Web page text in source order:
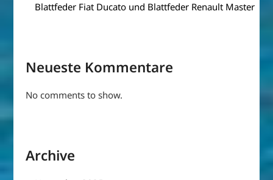
Blattfeder Fiat Ducato und Blattfeder Renault Master
Neueste Kommentare
No comments to show.
Archive